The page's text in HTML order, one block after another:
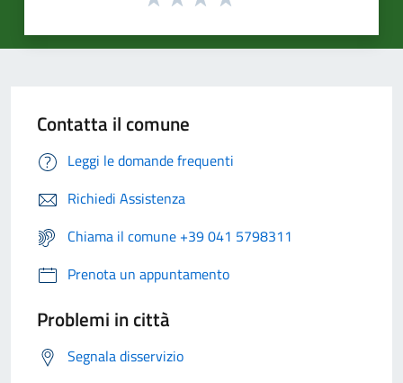
Contatta il comune
Leggi le domande frequenti
Richiedi Assistenza
Chiama il comune +39 041 5798311
Prenota un appuntamento
Problemi in città
Segnala disservizio